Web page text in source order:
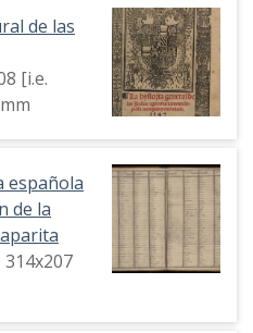
de las
[i.e.
española
de la
314x207